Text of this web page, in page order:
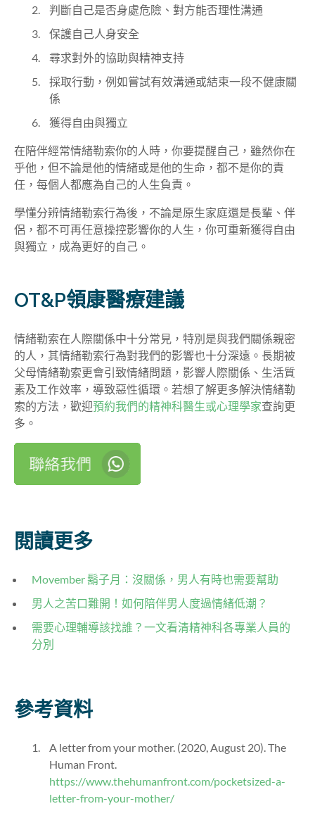
判斷自己是否身處危險、對方能否理性溝通
保護自己人身安全
尋求對外的協助與精神支持
採取行動，例如嘗試有效溝通或結束一段不健康關
係
獲得自由與獨立
在陪伴經常情緒勒索你的人時，你要提醒自己，雖然你在
乎他，但不論是他的情緒或是他的生命，都不是你的責
任，每個人都應為自己的人生負責。
學懂分辨情緒勒索行為後，不論是原生家庭還是長輩、伴
侶，都不可再任意操控影響你的人生，你可重新獲得自由
與獨立，成為更好的自己。
OT&P領康醫療建議
情緒勒索在人際關係中十分常見，特別是與我們關係親密
的人，其情緒勒索行為對我們的影響也十分深遠。長期被
父母情緒勒索更會引致情緒問題，影響人際關係、生活質
素及工作效率，導致惡性循環。若想了解更多解決情緒勒
索的方法，歡迎預約我們的精神科醫生或心理學家查詢更
多。
閱讀更多
Movember 鬍子月：沒關係，男人有時也需要幫助
男人之苦口難開！如何陪伴男人度過情緒低潮？
需要心理輔導該找誰？一文看清精神科各專業人員的
分別
參考資料
A letter from your mother. (2020, August 20). The
Human Front.
https://www.thehumanfront.com/pocketsized-a-
letter-from-your-mother/